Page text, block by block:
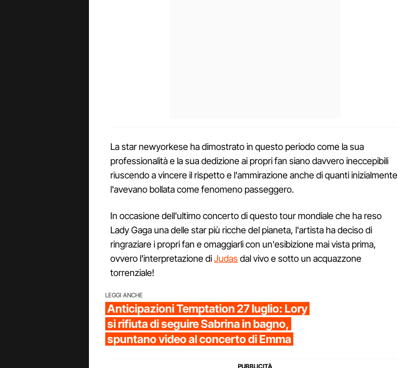
La star newyorkese ha dimostrato in questo periodo come la sua
professionalità e la sua dedizione ai propri fan siano davvero ineccepibili
riuscendo a vincere il rispetto e l'ammirazione anche di quanti inizialmente
l'avevano bollata come fenomeno passeggero.
In occasione dell'ultimo concerto di questo tour mondiale che ha reso
Lady Gaga una delle star più ricche del pianeta, l'artista ha deciso di
ringraziare i propri fan e omaggiarli con un'esibizione mai vista prima,
ovvero l'interpretazione diJudas dal vivo e sotto un acquazzone
torrenziale!
LEGGI ANCHE
Anticipazioni Temptation 27 luglio: Lory
si rifiuta di seguire Sabrina in bagno,
spuntano video al concerto di Emma